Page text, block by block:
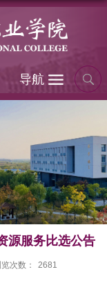
导航
源服务比选公告
次数： 2681